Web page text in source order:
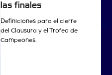
las finales
Definiciones para el cierre
del Clausura y el Trofeo de
Campeones.